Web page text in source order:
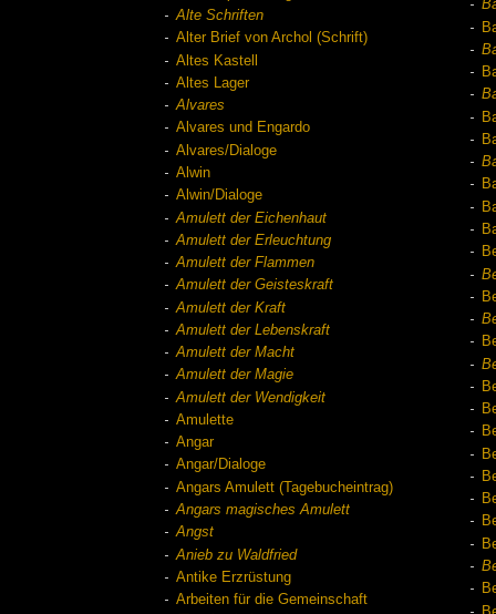
Alte Schriften
Alter Brief von Archol (Schrift)
Altes Kastell
Altes Lager
Alvares
Alvares und Engardo
Alvares/Dialoge
Alwin
Alwin/Dialoge
Amulett der Eichenhaut
Amulett der Erleuchtung
Amulett der Flammen
Amulett der Geisteskraft
Amulett der Kraft
Amulett der Lebenskraft
Amulett der Macht
Amulett der Magie
Amulett der Wendigkeit
Amulette
Angar
Angar/Dialoge
Angars Amulett (Tagebucheintrag)
Angars magisches Amulett
Angst
Anieb zu Waldfried
Antike Erzrüstung
Arbeiten für die Gemeinschaft